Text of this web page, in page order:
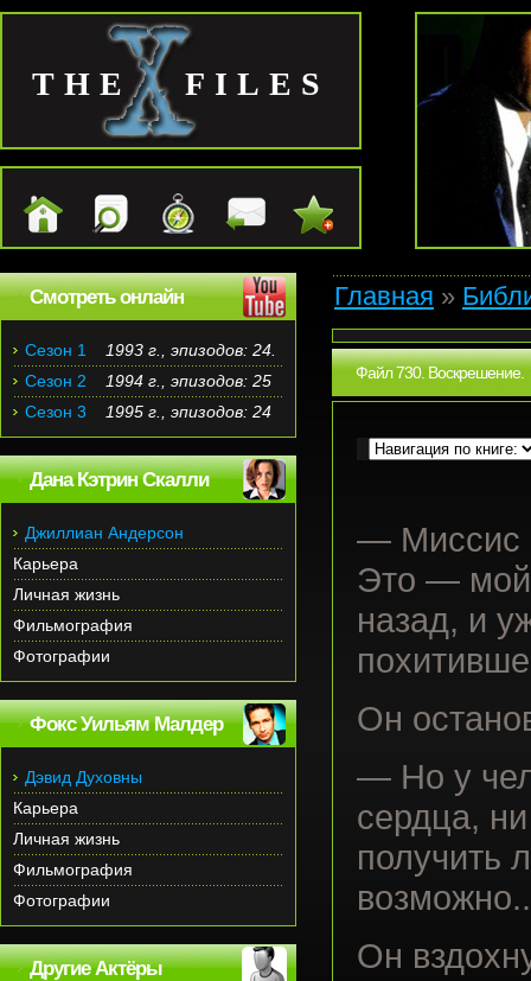
THE FILES
Главная »
Файл 730. Воскрешение.
— Миссис
Это — мой
назад, и
Он
— Но у
сердца,
получить
Он
Смотреть онлайн
Сезон 1
1993 г., эпизодов: 24.
Сезон 2
1994 г., эпизодов: 25
Сезон 3
1995 г., эпизодов: 24
Дана Кэтрин Скалли
Джиллиан Андерсон
Карьера
Личная жизнь
Фильмография
Фотографии
Фокс Уильям Малдер
Дэвид Духовны
Карьера
Личная жизнь
Фильмография
Фотографии
Другие Актёры